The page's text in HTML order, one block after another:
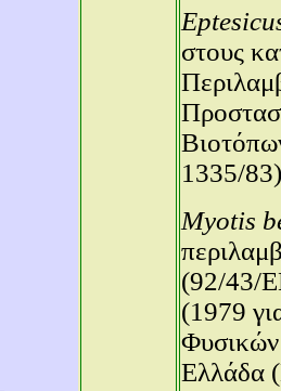
στους
1335/
Myotis
(92/43/
(1979
Φυσικών
Ελλάδα